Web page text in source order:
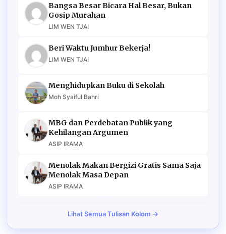
Bangsa Besar Bicara Hal Besar, Bukan
Gosip Murahan
LIM WEN TJAI
Beri Waktu Jumhur Bekerja!
LIM WEN TJAI
Menghidupkan Buku di Sekolah
Moh Syaiful Bahri
MBG dan Perdebatan Publik yang
Kehilangan Argumen
ASIP IRAMA
Menolak Makan Bergizi Gratis Sama Saja
Menolak Masa Depan
ASIP IRAMA
Lihat Semua Tulisan Kolom →